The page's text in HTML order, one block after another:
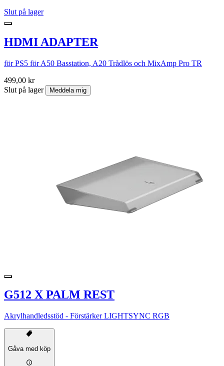
Slut på lager
HDMI ADAPTER
för PS5 för A50 Basstation, A20 Trådlös och MixAmp Pro TR
499,00 kr
Slut på lager
Meddela mig
G512 X PALM REST
Akrylhandledsstöd - Förstärker LIGHTSYNC RGB
Gåva med köp